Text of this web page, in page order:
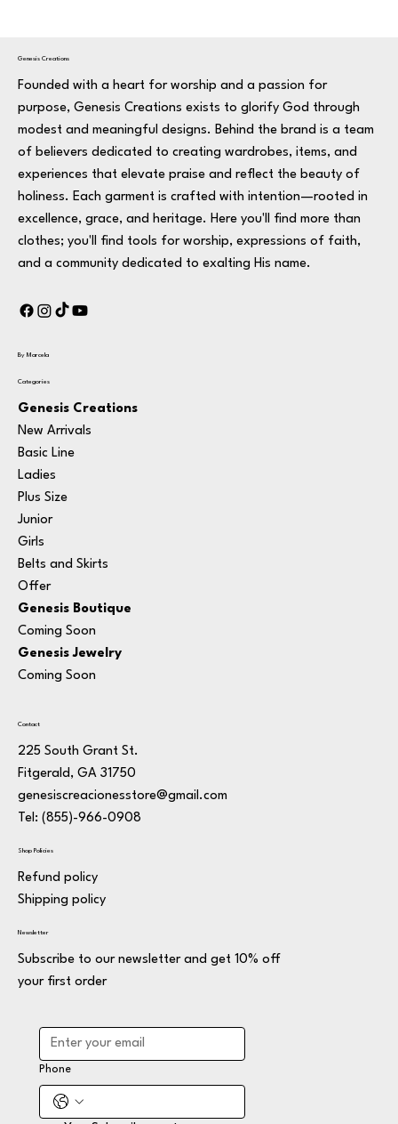
Genesis Creations
Founded with a heart for worship and a passion for
purpose, Genesis Creations exists to glorify God through
modest and meaningful designs. Behind the brand is a team
of believers dedicated to creating wardrobes, items, and
experiences that elevate praise and reflect the beauty of
holiness. Each garment is crafted with intention—rooted in
excellence, grace, and heritage. Here you'll find more than
clothes; you'll find tools for worship, expressions of faith,
and a community dedicated to exalting His name.
By Marcela
Categories
Genesis Creations
New Arrivals
Basic Line
Ladies
Plus Size
Junior
Girls
Belts and Skirts
Offer
Genesis Boutique
Coming Soon
Genesis Jewelry
Coming Soon
Contact
225 South Grant St.
Fitgerald, GA 31750
genesiscreacionesstore@gmail.com
Tel: (855)-966-0908
Shop Policies
Refund policy
Shipping policy
Newsletter
Subscribe to our newsletter and get 10% off
your first order
Phone